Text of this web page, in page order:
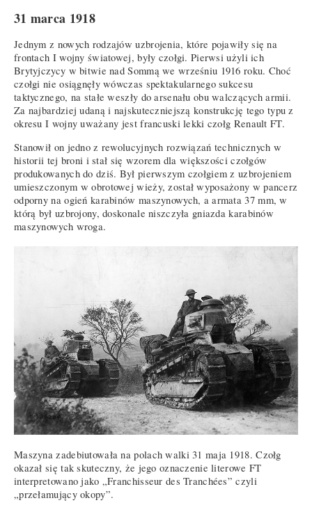
31 marca 1918
Jednym z nowych rodzajów uzbrojenia, które pojawiły się na
frontach I wojny światowej, były czołgi. Pierwsi użyli ich
Brytyjczycy w bitwie nad Sommą we wrześniu 1916 roku. Choć
czołgi nie osiągnęły wówczas spektakularnego sukcesu
taktycznego, na stałe weszły do arsenału obu walczących armii.
Za najbardziej udaną i najskuteczniejszą konstrukcję tego typu z
okresu I wojny uważany jest francuski lekki czołg Renault FT.
Stanowił on jedno z rewolucyjnych rozwiązań technicznych w
historii tej broni i stał się wzorem dla większości czołgów
produkowanych do dziś. Był pierwszym czołgiem z uzbrojeniem
umieszczonym w obrotowej wieży, został wyposażony w pancerz
odporny na ogień karabinów maszynowych, a armata 37 mm, w
którą był uzbrojony, doskonale niszczyła gniazda karabinów
maszynowych wroga.
Maszyna zadebiutowała na polach walki 31 maja 1918. Czołg
okazał się tak skuteczny, że jego oznaczenie literowe FT
interpretowano jako „Franchisseur des Tranchées” czyli
„przełamujący okopy”.